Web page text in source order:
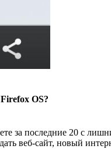
OS?
за последние 20 с
веб-сайт, новый